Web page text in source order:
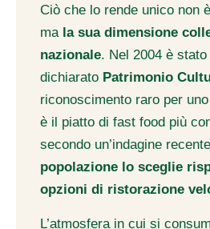
Ciò che lo rende unico non
ma la sua dimensione
nazionale. Nel 2004 è stato
dichiarato Patrimonio
riconoscimento raro per
è il piatto di fast food più
secondo un’indagine
popolazione lo sceglie
opzioni di ristorazione
L’atmosfera in cui si